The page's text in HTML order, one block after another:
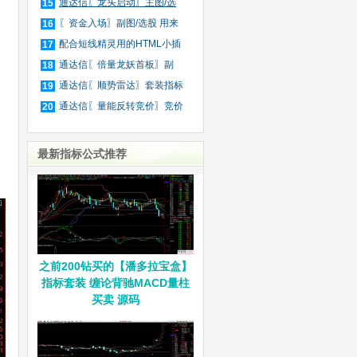
庄
15 通达信〖龙头启动〗主图/选
股
16
〖资金入场〗副图/选股 用来
抓
17 配合短线精灵用的HTML小插
件
18 通达信〖倍量龙妖首板〗副
图/
19 通达信〖顺势雷达〗套装指标
20 通达信〖量能反转竞价〗竞价
最新指标公式推荐
之前200钻买的【潘多拉宝盒】
指标套装 缠论背驰MACD量柱
买卖 源码